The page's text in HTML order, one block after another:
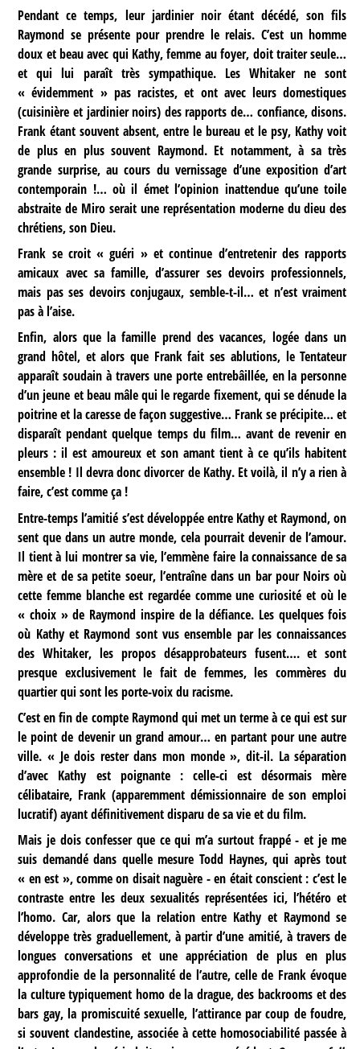
Pendant ce temps, leur jardinier noir étant décédé, son fils
Raymond se présente pour prendre le relais. C’est un homme
doux et beau avec qui Kathy, femme au foyer, doit traiter seule…
et qui lui paraît très sympathique. Les Whitaker ne sont
« évidemment » pas racistes, et ont avec leurs domestiques
(cuisinière et jardinier noirs) des rapports de… confiance, disons.
Frank étant souvent absent, entre le bureau et le psy, Kathy voit
de plus en plus souvent Raymond. Et notamment, à sa très
grande surprise, au cours du vernissage d’une exposition d’art
contemporain !… où il émet l’opinion inattendue qu’une toile
abstraite de Miro serait une représentation moderne du dieu des
chrétiens, son Dieu.
Frank se croit « guéri » et continue d’entretenir des rapports
amicaux avec sa famille, d’assurer ses devoirs professionnels,
mais pas ses devoirs conjugaux, semble-t-il… et n’est vraiment
pas à l’aise.
Enfin, alors que la famille prend des vacances, logée dans un
grand hôtel, et alors que Frank fait ses ablutions, le Tentateur
apparaît soudain à travers une porte entrebâillée, en la personne
d’un jeune et beau mâle qui le regarde fixement, qui se dénude la
poitrine et la caresse de façon suggestive… Frank se précipite… et
disparaît pendant quelque temps du film… avant de revenir en
pleurs : il est amoureux et son amant tient à ce qu’ils habitent
ensemble ! Il devra donc divorcer de Kathy. Et voilà, il n’y a rien à
faire, c’est comme ça !
Entre-temps l’amitié s’est développée entre Kathy et Raymond, on
sent que dans un autre monde, cela pourrait devenir de l’amour.
Il tient à lui montrer sa vie, l’emmène faire la connaissance de sa
mère et de sa petite soeur, l’entraîne dans un bar pour Noirs où
cette femme blanche est regardée comme une curiosité et où le
« choix » de Raymond inspire de la défiance. Les quelques fois
où Kathy et Raymond sont vus ensemble par les connaissances
des Whitaker, les propos désapprobateurs fusent…. et sont
presque exclusivement le fait de femmes, les commères du
quartier qui sont les porte-voix du racisme.
C’est en fin de compte Raymond qui met un terme à ce qui est sur
le point de devenir un grand amour… en partant pour une autre
ville. « Je dois rester dans mon monde », dit-il. La séparation
d’avec Kathy est poignante : celle-ci est désormais mère
célibataire, Frank (apparemment démissionnaire de son emploi
lucratif) ayant définitivement disparu de sa vie et du film.
Mais je dois confesser que ce qui m’a surtout frappé - et je me
suis demandé dans quelle mesure Todd Haynes, qui après tout
« en est », comme on disait naguère - en était conscient : c’est le
contraste entre les deux sexualités représentées ici, l’hétéro et
l’homo. Car, alors que la relation entre Kathy et Raymond se
développe très graduellement, à partir d’une amitié, à travers de
longues conversations et une appréciation de plus en plus
approfondie de la personnalité de l’autre, celle de Frank évoque
la culture typiquement homo de la drague, des backrooms et des
bars gay, la promiscuité sexuelle, l’attirance par coup de foudre,
si souvent clandestine, associée à cette homosociabilité passée à